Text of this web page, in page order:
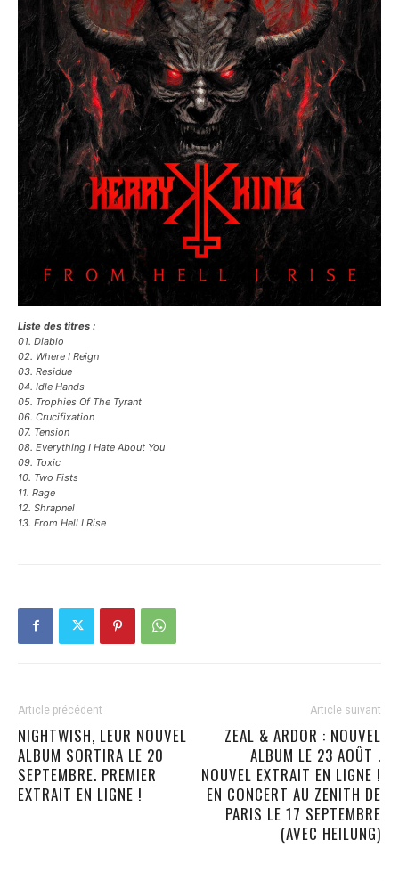
Liste des titres :
01. Diablo
02. Where I Reign
03. Residue
04. Idle Hands
05. Trophies Of The Tyrant
06. Crucifixation
07. Tension
08. Everything I Hate About You
09. Toxic
10. Two Fists
11. Rage
12. Shrapnel
13. From Hell I Rise
Article précédent
NIGHTWISH, LEUR NOUVEL
ALBUM SORTIRA LE 20
SEPTEMBRE. PREMIER
EXTRAIT EN LIGNE !
Article suivant
ZEAL & ARDOR : NOUVEL
ALBUM LE 23 AOÛT .
NOUVEL EXTRAIT EN LIGNE !
EN CONCERT AU ZENITH DE
PARIS LE 17 SEPTEMBRE
(AVEC HEILUNG)